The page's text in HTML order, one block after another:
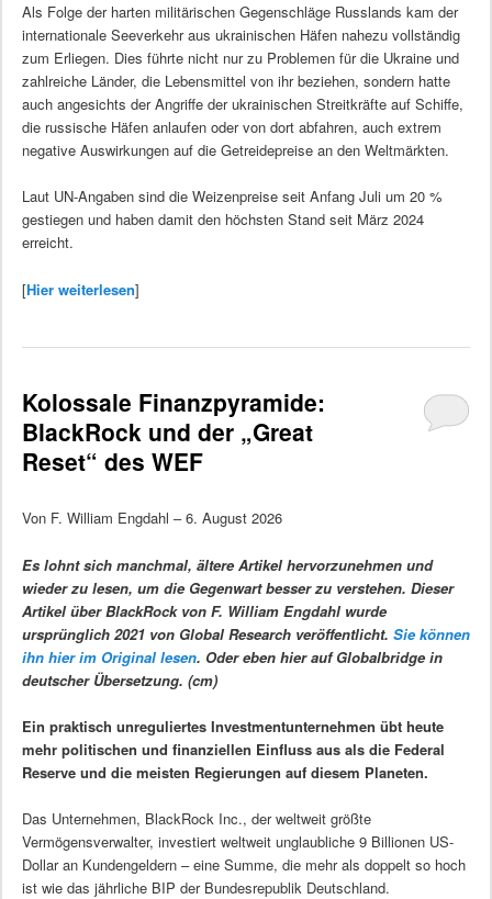
Als Folge der harten militärischen Gegenschläge Russlands kam der
internationale Seeverkehr aus ukrainischen Häfen nahezu vollständig
zum Erliegen. Dies führte nicht nur zu Problemen für die Ukraine und
zahlreiche Länder, die Lebensmittel von ihr beziehen, sondern hatte
auch angesichts der Angriffe der ukrainischen Streitkräfte auf Schiffe,
die russische Häfen anlaufen oder von dort abfahren, auch extrem
negative Auswirkungen auf die Getreidepreise an den Weltmärkten.
Laut UN-Angaben sind die Weizenpreise seit Anfang Juli um 20 %
gestiegen und haben damit den höchsten Stand seit März 2024
erreicht.
[Hier weiterlesen]
Kolossale Finanzpyramide:
BlackRock und der „Great
Reset“ des WEF
Von F. William Engdahl – 6. August 2026
Es lohnt sich manchmal, ältere Artikel hervorzunehmen und
wieder zu lesen, um die Gegenwart besser zu verstehen. Dieser
Artikel über BlackRock von F. William Engdahl wurde
ursprünglich 2021 von Global Research veröffentlicht. Sie können
ihn hier im Original lesen. Oder eben hier auf Globalbridge in
deutscher Übersetzung. (cm)
Ein praktisch unreguliertes Investmentunternehmen übt heute
mehr politischen und finanziellen Einfluss aus als die Federal
Reserve und die meisten Regierungen auf diesem Planeten.
Das Unternehmen, BlackRock Inc., der weltweit größte
Vermögensverwalter, investiert weltweit unglaubliche 9 Billionen US-
Dollar an Kundengeldern – eine Summe, die mehr als doppelt so hoch
ist wie das jährliche BIP der Bundesrepublik Deutschland.